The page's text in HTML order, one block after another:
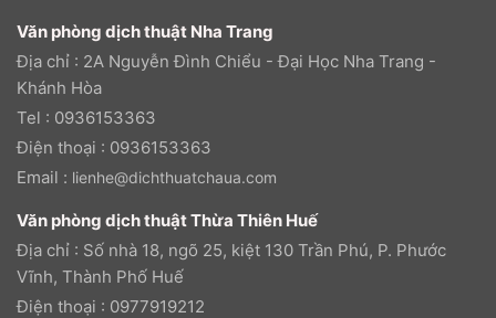
Văn phòng dịch thuật Nha Trang
Địa chỉ : 2A Nguyễn Đình Chiểu - Đại Học Nha Trang -
Khánh Hòa
Tel : 0936153363
Điện thoại : 0936153363
Email : lienhe@dichthuatchaua.com
Văn phòng dịch thuật Thừa Thiên Huế
Địa chỉ : Số nhà 18, ngõ 25, kiệt 130 Trần Phú, P. Phước
Vĩnh, Thành Phố Huế
Điện thoại : 0977919212